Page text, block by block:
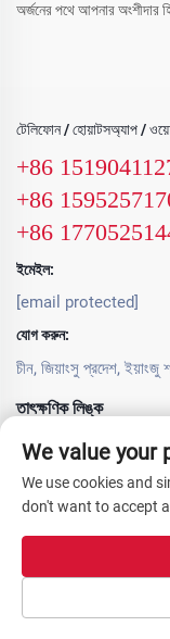
অর্জনের পথে আপনার অংশীদার
টেলিফোন / হোয়াটসঅ্যাপ /
+86
+86
+86
ইমেইল:
[email protected]
যোগ করুন:
চীন, জিয়াংসু প্রদেশ, ইয়াংজু
তাৎক্ষণিক লিঙ্ক
পণ্য সামগ্রী
কপিরাইট © 2025 ইয়াংজু
We value your
We use cookies and
don't want to accept